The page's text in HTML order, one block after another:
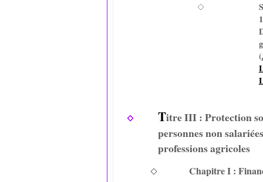
(
Titre III : Protection
personnes non
professions agricoles
Chapitre I :